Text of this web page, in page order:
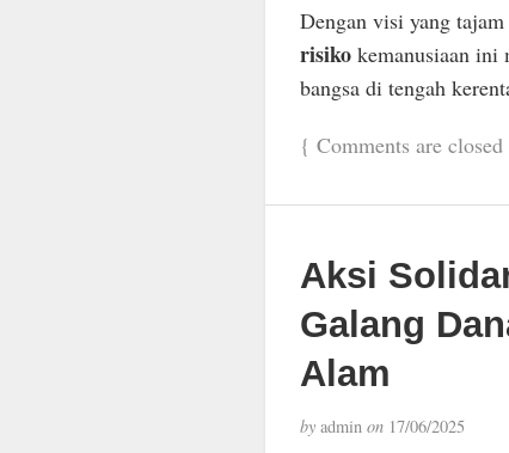
Dengan visi yang
risikokemanusiaan ini
bangsa di tengah
{ Comments are closed
Aksi
Galang
Alam
byadmin on17/06/2025